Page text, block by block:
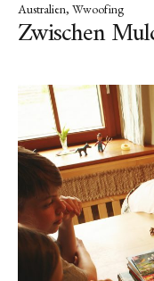
Australien Wwoofing
Zwischen